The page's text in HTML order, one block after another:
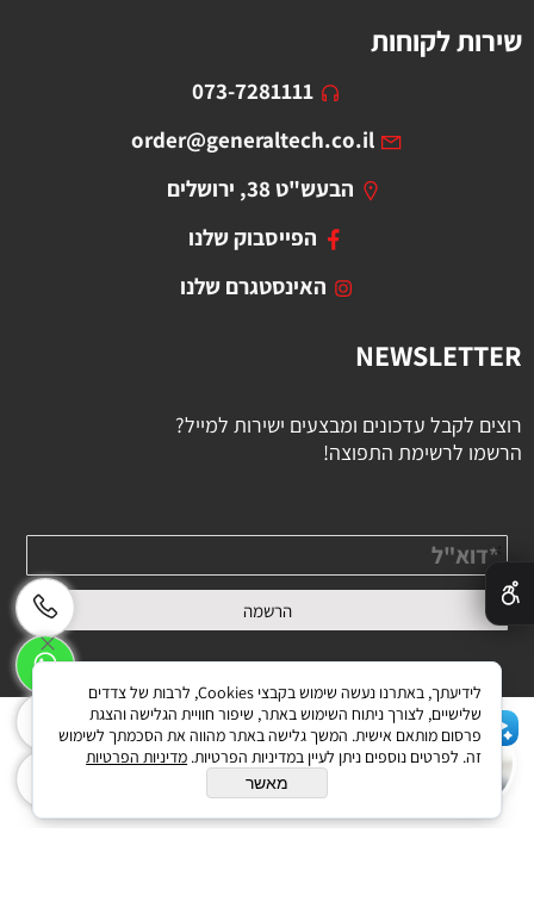
שירות לקוחות
073-7281111
order@generaltech.co.il
הבעש"ט 38, ירושלים
הפייסבוק שלנו
האינסטגרם שלנו
NEWSLETTER
רוצים לקבל עדכונים ומבצעים ישירות למייל?
הרשמו לרשימת התפוצה!
בניית אתרים
✕
לידיעתך, באתרנו נעשה שימוש בקבצי Cookies, לרבות של צדדים
שלישיים, לצורך ניתוח השימוש באתר, שיפור חוויית הגלישה והצגת
פרסום מותאם אישית. המשך גלישה באתר מהווה את הסכמתך לשימוש
זה. לפרטים נוספים ניתן לעיין במדיניות הפרטיות. מדיניות הפרטיות
מאשר
שלום 👋 אני הצ'אטבוט של האתר!
צריך עזרה? התחל שיחה.